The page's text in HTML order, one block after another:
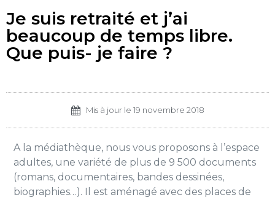
Je suis retraité et j’ai
beaucoup de temps libre.
Que puis- je faire ?
Mis à jour le 19 novembre 2018
A la médiathèque, nous vous proposons à l’espace
adultes, une variété de plus de 9 500 documents
(romans, documentaires, bandes dessinées,
biographies…). Il est aménagé avec des places de